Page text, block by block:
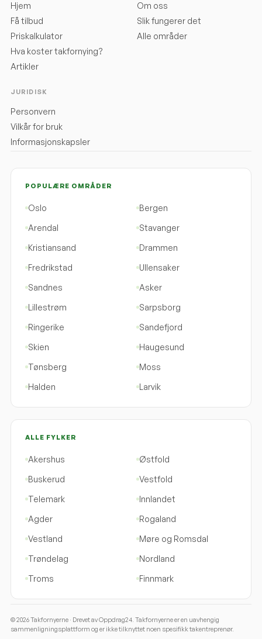
Hjem
Få tilbud
Priskalkulator
Hva koster takfornying?
Artikler
Om oss
Slik fungerer det
Alle områder
JURIDISK
Personvern
Vilkår for bruk
Informasjonskapsler
POPULÆRE OMRÅDER
Oslo
Bergen
Arendal
Stavanger
Kristiansand
Drammen
Fredrikstad
Ullensaker
Sandnes
Asker
Lillestrøm
Sarpsborg
Ringerike
Sandefjord
Skien
Haugesund
Tønsberg
Moss
Halden
Larvik
ALLE FYLKER
Akershus
Østfold
Buskerud
Vestfold
Telemark
Innlandet
Agder
Rogaland
Vestland
Møre og Romsdal
Trøndelag
Nordland
Troms
Finnmark
© 2026Takfornyerne · Drevet avOppdrag24. Takfornyerne er en uavhengig
sammenligningsplattform og er ikke tilknyttet noen spesifikk takentreprenør.